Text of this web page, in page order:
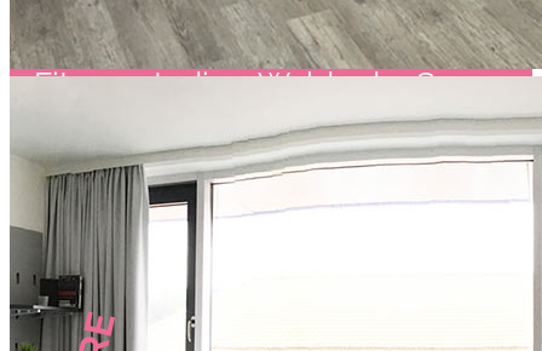
Kunst, Sport, Natur … Bars,
Biergärten, Cafés,
Fitnessstudios, Wald oder See
bieten dir viele Möglichkeiten
zum ausgiebigen „Abschalten“.
Und dann noch unkompliziert
und dicht an allem wohnen?
Perfekt.